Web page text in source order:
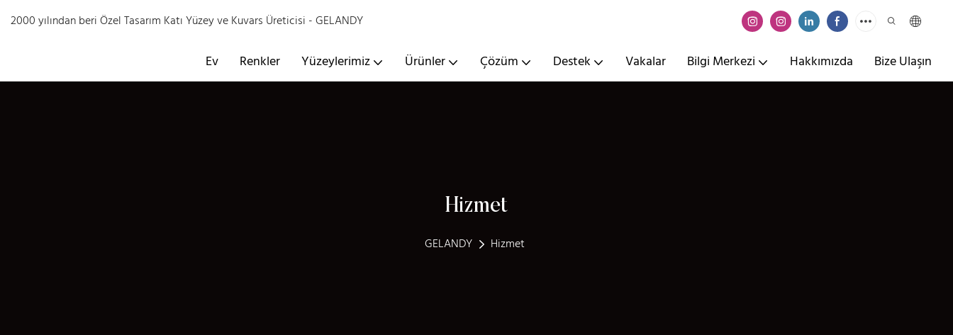
2000 yılından beri Özel Tasarım Katı Yüzey ve Kuvars Üreticisi - GELANDY
Ev Renkler Yüzeylerimiz Ürünler Çözüm Destek Vakalar Bilgi Merkezi Hakkımızda Bize Ulaşın
Hizmet
GELANDY Hizmet